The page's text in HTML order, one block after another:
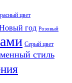
цвет
год Розовый
Серый цвет
стиль